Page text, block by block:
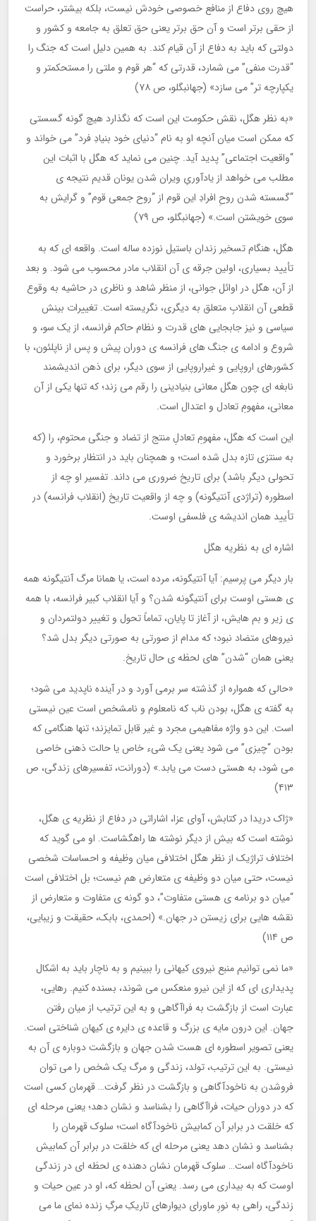
هیچ روی دفاع از منافع خصوصی خودش نیست، بلکه بیشتر، حراست
از حقی برتر است و آن حق برتر یعنی حق تعلق به جامعه و کشور و
دولتی که باید به دفاع از آن قیام کند. به همین دلیل است که جنگ را
“قدرت منفی” می شمارد، قدرتی که “هر قوم و ملتی را مستحکمتر و
یکپارچه تر” می سازد» (جهانبگلو، ص ۷۸)
«به نظر هگل، نقش حکومت این است که نگذارد هیچ گونه گسستی
که ممکن است میان آنچه او به نام “دنیای خود بنیادِ فرد” می خواند و
“واقعیت اجتماعی” پدید آید. چنین می نماید که هگل با اثبات این
مطلب می خواهد از یادآوریِ ویران شدن یونان قدیم نتیجه ی
“گسسته شدن روحِ افرادِ این قوم از “روح جمعی قوم” و گرایش به
سوی خویشتن است.» (جهانبگلو، ص ۷۹)
هگل، هنگام تسخیر زندان باستیل نوزده ساله است. واقعه ای که به
تأیید بسیاری، اولین جرقه ی آن انقلاب مادر محسوب می شود. و بعد
از آن، هگل در اوائل جوانی، از منظر شاهد و ناظری در حاشیه به وقوع
قطعی آن انقلابِ متعلق به دیگری، نگریسته است. تغییرات بینش
سیاسی و نیز جابجایی های قدرت و نظام حاکم فرانسه، از یک سو، و
شروع و ادامه ی جنگ های فرانسه ی دوران پیش و پس از ناپلئون، با
کشورهای اروپایی و غیراروپایی از سوی دیگر، برای ذهن اندیشمند
نابغه ای چون هگل معانی بنیادینی را رقم می زند؛ که تنها یکی از آن
معانی، مفهومِ تعادل و اعتدال است.
این است که هگل، مفهومِ تعادلِ منتج از تضاد و جنگی محتوم، را (که
به سنتزی تازه بدل شده است؛ و همچنان باید در انتظار برخورد و
تحولی دیگر باشد) برای تاریخ ضروری می داند. تفسیر او چه از
اسطوره (تراژدی آنتیگونه) و چه از واقعیت تاریخ (انقلاب فرانسه) در
تأیید همان اندیشه ی فلسفی اوست.
اشاره ای به نظریه هگل
بار دیگر می پرسیم: آیا آنتیگونه، مرده است، یا همانا مرگ آنتیگونه همه
ی هستی اوست برای آنتیگونه شدن؟ و آیا انقلاب کبیر فرانسه، با همه
ی زیر و بم هایش، از آغاز تا پایان، تماماً تحول و تغییر دولتمردان و
نیروهای متضاد نبود؛ که مدام از صورتی به صورتی دیگر بدل شد؟
یعنی همان “شدن” های لحظه ی حال تاریخ.
«حالی که همواره از گذشته سر برمی آورد و در آینده ناپدید می شود؛
به گفته ی هگل، بودن ناب که نامعلوم و نامشخص است عین نیستی
است. این دو واژه مفاهیمی مجرد و غیر قابل تمایزند؛ تنها هنگامی که
بودن “چیزی” می شود یعنی یک شیء خاص یا حالت ذهنی خاصی
می شود، به هستی دست می یابد.» (دورانت، تفسیرهای زندگی، ص
۴۱۳)
«ژاک دریدا در کتابش، آوای عزا، اشاراتی در دفاع از نظریه ی هگل،
نوشته است که بیش از دیگر نوشته ها راهگشاست. او می گوید که
اختلاف تراژیک از نظر هگل اختلافی میان وظیفه و احساسات شخصی
نیست، حتی میان دو وظیفه ی متعارض هم نیست؛ بل اختلافی است
“میان دو برنامه ی هستی متفاوت”، دو گونه ی متفاوت و متعارض از
نقشه هایی برای زیستن در جهان.» (احمدی، بابک، حقیقت و زیبایی،
ص ۱۱۴)
«ما نمی توانیم منبع نیروی کیهانی را ببینیم و به ناچار باید به اشکال
پدیداری ای که از این نیرو منعکس می شوند، بسنده کنیم. رهایی،
عبارت است از بازگشت به فراآگاهی و به این ترتیب از میان رفتن
جهان. این درون مایه ی بزرگ و قاعده ی دایره ی کیهان شناختی است.
یعنی تصویر اسطوره ای هست شدن جهان و بازگشت دوباره ی آن به
نیستی. به این ترتیب، تولد، زندگی و مرگ یک شخص را می توان
فروشدن به ناخودآگاهی و بازگشت در نظر گرفت… قهرمان کسی است
که در دوران حیات، فراآگاهی را بشناسد و نشان دهد؛ یعنی مرحله ای
که خلقت در برابر آن کمابیش ناخودآگاه است؛ سلوک قهرمان را
بشناسد و نشان دهد یعنی مرحله ای که خلقت در برابر آن کمابیش
ناخودآگاه است… سلوک قهرمان نشان دهنده ی لحظه ای در زندگی
اوست که به بیداری می رسد. یعنی آن لحظه که، او در عین حیات و
زندگی، راهی به نورِ ماورای دیوارهای تاریکِ مرگِ زنده نمای ما می